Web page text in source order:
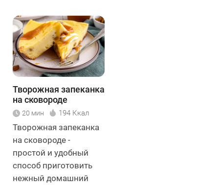
Творожная запеканка
на сковороде
20 мин 194 Ккал
Творожная запеканка
на сковороде -
простой и удобный
способ приготовить
нежный домашний